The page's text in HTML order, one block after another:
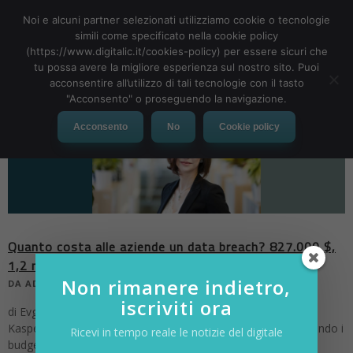
MENU
Quanto costa alle aziende un data breach? 827.000 $,
1,2 milioni se pubblico
DA ADMIN | 6 NOV 2021| CYBER SECURITY
di Evgeniya Naumova, Executive VP, Corporate Business at
Kaspersky. Le aziende che in questo periodo stanno pianificando i
budget per il nuovo anno dovranno tenere ancora conto
Non rimanere indietro,
iscriviti ora
Ricevi in tempo reale le notizie del digitale
Noi e alcuni partner selezionati utilizziamo cookie o tecnologie
simili come specificato nella cookie policy
(https://www.digitalic.it/cookies-policy) per essere sicuri che
tu possa avere la migliore esperienza sul nostro sito. Puoi
acconsentire all’utilizzo di tali tecnologie con il tasto
"Acconsento" o proseguendo la navigazione.
Acconsento No Cookie policy